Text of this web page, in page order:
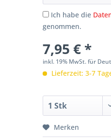
Ich habe die
genommen.
7,95 € *
inkl. 19% MwSt. für
Lieferzeit: 3-7
Merken